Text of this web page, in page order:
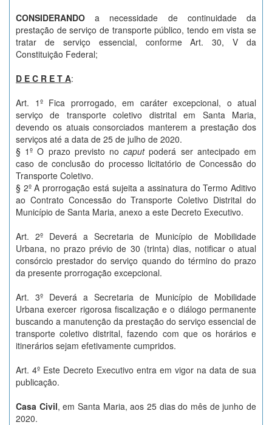
CONSIDERANDO a necessidade de continuidade da
prestação de serviço de transporte público, tendo em vista se
tratar de serviço essencial, conforme Art. 30, V da
Constituição Federal;
D E C R E T A:
Art. 1º Fica prorrogado, em caráter excepcional, o atual
serviço de transporte coletivo distrital em Santa Maria,
devendo os atuais consorciados manterem a prestação dos
serviços até a data de 25 de julho de 2020.
§ 1º O prazo previsto nocaputpoderá ser antecipado em
caso de conclusão do processo licitatório de Concessão do
Transporte Coletivo.
§ 2º A prorrogação está sujeita a assinatura do Termo Aditivo
ao Contrato Concessão do Transporte Coletivo Distrital do
Município de Santa Maria, anexo a este Decreto Executivo.
Art. 2º Deverá a Secretaria de Município de Mobilidade
Urbana, no prazo prévio de 30 (trinta) dias, notificar o atual
consórcio prestador do serviço quando do término do prazo
da presente prorrogação excepcional.
Art. 3º Deverá a Secretaria de Município de Mobilidade
Urbana exercer rigorosa fiscalização e o diálogo permanente
buscando a manutenção da prestação do serviço essencial de
transporte coletivo distrital, fazendo com que os horários e
itinerários sejam efetivamente cumpridos.
Art. 4º Este Decreto Executivo entra em vigor na data de sua
publicação.
Casa Civil, em Santa Maria, aos 25 dias do mês de junho de
2020.